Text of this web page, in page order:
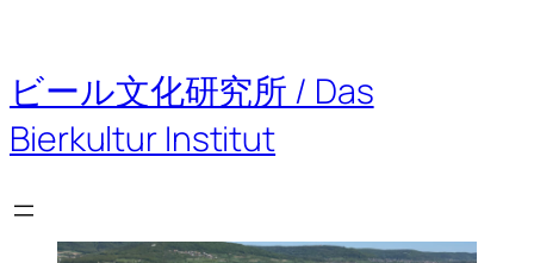
を
ス
キ
ッ
ビール文化研究所 / Das
Bierkultur Institut